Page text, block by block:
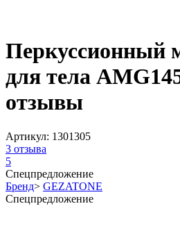
Перкуссионный
для тела
отзывы
Артикул: 1301305
3 отзыва
5
Спецпредложение
Бренд> GEZATONE
Спецпредложение